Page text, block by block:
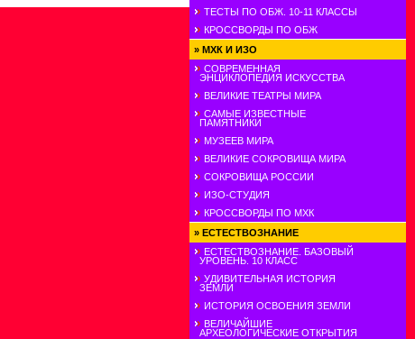
ТЕСТЫ ПО ОБЖ. 10-11 КЛАССЫ
КРОССВОРДЫ ПО ОБЖ
» МХК И ИЗО
СОВРЕМЕННАЯ
ЭНЦИКЛОПЕДИЯ ИСКУССТВА
ВЕЛИКИЕ ТЕАТРЫ МИРА
САМЫЕ ИЗВЕСТНЫЕ
ПАМЯТНИКИ
МУЗЕЕВ МИРА
ВЕЛИКИЕ СОКРОВИЩА МИРА
СОКРОВИЩА РОССИИ
ИЗО-СТУДИЯ
КРОССВОРДЫ ПО МХК
» ЕСТЕСТВОЗНАНИЕ
ЕСТЕСТВОЗНАНИЕ. БАЗОВЫЙ
УРОВЕНЬ. 10 КЛАСС
УДИВИТЕЛЬНАЯ ИСТОРИЯ
ЗЕМЛИ
ИСТОРИЯ ОСВОЕНИЯ ЗЕМЛИ
ВЕЛИЧАЙШИЕ
АРХЕОЛОГИЧЕСКИЕ ОТКРЫТИЯ